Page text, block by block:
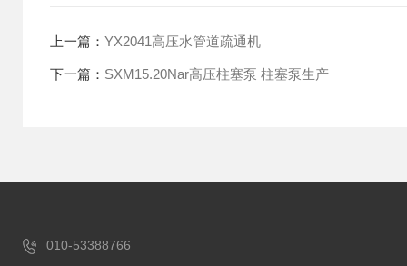
上一篇： YX2041高压水管道疏通机
下一篇： SXM15.20Nar高压柱塞泵 柱塞泵生产
010-53388766